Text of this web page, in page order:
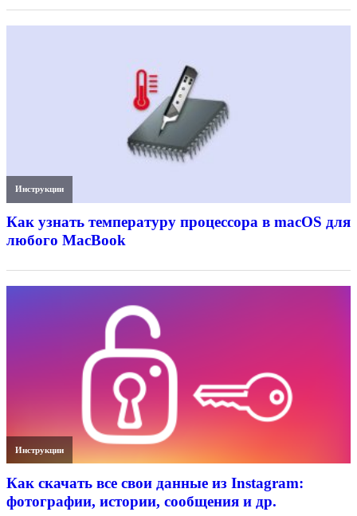
Инструкции
Как узнать температуру процессора в macOS для
любого MacBook
Инструкции
Как скачать все свои данные из Instagram:
фотографии, истории, сообщения и др.